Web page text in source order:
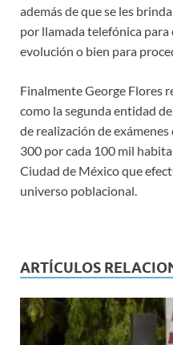
además de que se les
por llamada telefónica
evolución o bien para
Finalmente George Flores
como la segunda entidad
de realización de
300 por cada 100 mil
Ciudad de México que
universo poblacional.
ARTÍCULOS